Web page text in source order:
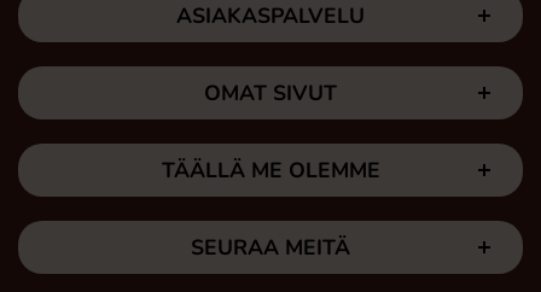
ASIAKASPALVELU
OMAT SIVUT
TÄÄLLÄ ME OLEMME
SEURAA MEITÄ